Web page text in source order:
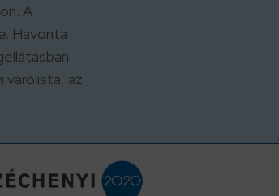
A
Havonta
az